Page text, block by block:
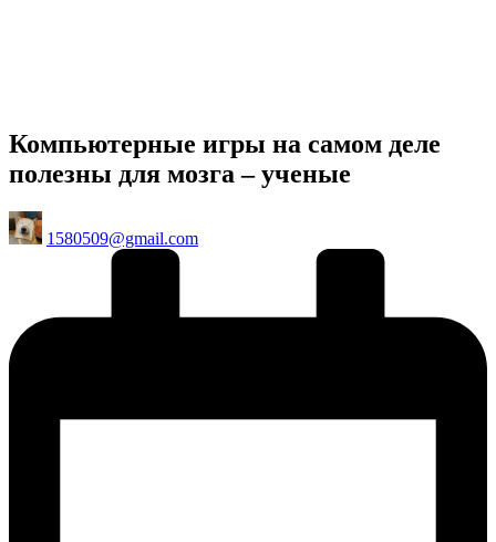
Компьютерные игры на самом деле
полезны для мозга – ученые
Posted
by
1580509@gmail.com